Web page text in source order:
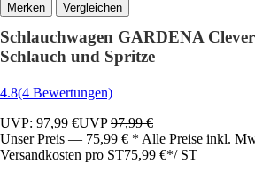
Vergleichen
Schlauchwagen GARDENA
Schlauch und Spritze
4.8(4 Bewertungen)
UVP: 97,99 €UVP97,99 €
Unser Preis — 75,99 € * Alle Preise inkl.
Versandkosten pro ST75,99 €*/ ST